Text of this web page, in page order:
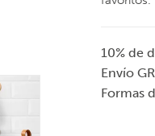
10% de
Envío
Formas